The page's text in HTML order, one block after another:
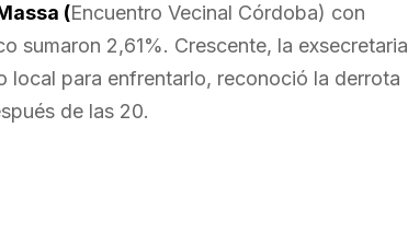
(Encuentro Vecinal Córdoba) con
sumaron 2,61%. Crescente, la exsecretaria
local para enfrentarlo, reconoció la derrota
de las 20.